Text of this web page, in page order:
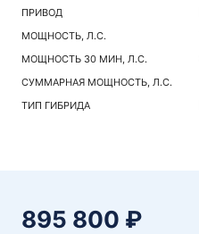
ПРИВОД
МОЩНОСТЬ, Л.С.
МОЩНОСТЬ 30 МИН, Л.С.
СУММАРНАЯ МОЩНОСТЬ, Л.С.
ТИП ГИБРИДА
895 800 ₽